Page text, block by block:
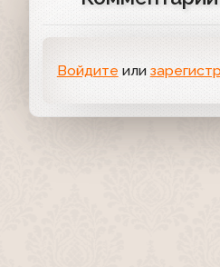
Войдите или